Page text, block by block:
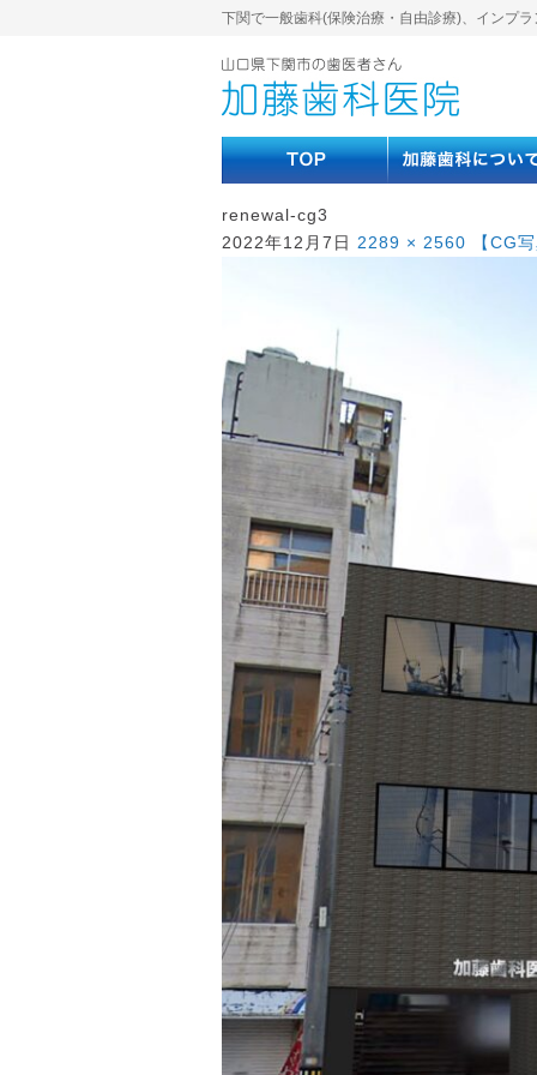
下関で一般歯科(保険治療・自由診療)、インプ
renewal-cg3
2022年12月7日 2289 × 2560 【CG